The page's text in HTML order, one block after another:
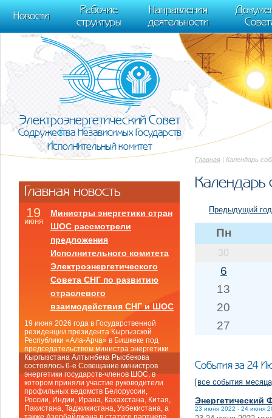
m[i].l=1*new Date(); for (var j = 0; j < document.scripts.length; j++) {if
[0],k.async=1,k.src=r,a.parentNode.insertBefore(k,a)}) (window,
trackLinks:true, accurateTrackBounce:true });
Новости
Рабочие
структуры
Направления
деятельности
Электроэнергетический Совет
Содружества Независимых Государств
Исполнительный комитет
Главная | Календарь
Календарь
Предыдущий год
Пн
30
6
13
20
27
События за 24
[все события
Энергетический
23 июня 2022 - 24 июня
Главная новость
19
июня
Министры энергетики стран
ШОС рассмотрели
предложения
Исполнительного комитета
Электроэнергетического
Совета СНГ по развитию
отраслевого
взаимодействия СНГ и ШОС
19 июня 2026 года в Государственной
резиденции президента Кыргызской
Республики «Ала-Арча» в Бишкеке под
председательством министра энергетики
Кыргызстана Алтынбека Рысбекова
состоялось 6-е Совещание министров
энергетики государств-членов ШОС, в
котором приняли участие руководители
профильных ведомств Белоруссии,
России, Индии, Ирана, Кахахстана, Китая,
Пакистана, Таджикистана, Узбекистана, а